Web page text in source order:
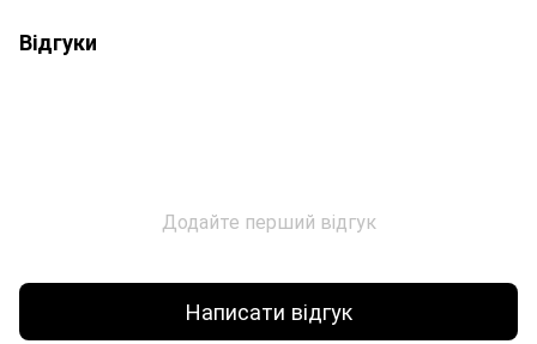
Відгуки
Додайте перший відгук
Написати відгук